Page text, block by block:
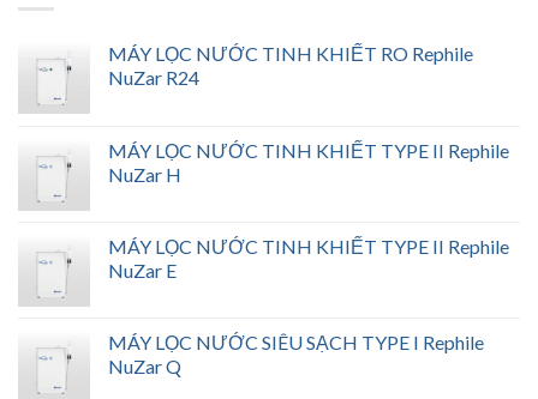
MÁY LỌC NƯỚC TINH KHIẾT RO Rephile
NuZar R24
MÁY LỌC NƯỚC TINH KHIẾT TYPE II Rephile
NuZar H
MÁY LỌC NƯỚC TINH KHIẾT TYPE II Rephile
NuZar E
MÁY LỌC NƯỚC SIÊU SẠCH TYPE I Rephile
NuZar Q